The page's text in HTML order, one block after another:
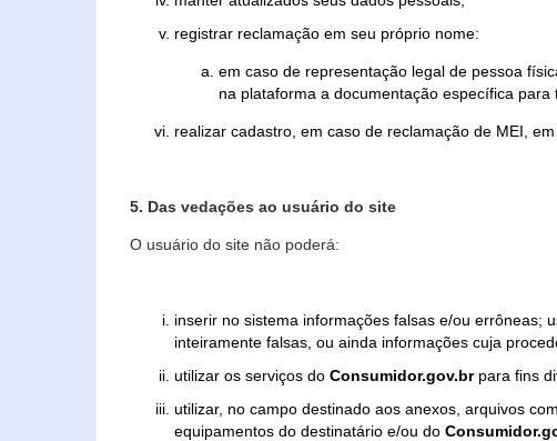
registrar reclamação em seu próprio nome:
em caso de representação legal de pessoa
na plataforma a documentação específica para
realizar cadastro, em caso de reclamação de MEI,
5. Das vedações ao usuário do site
O usuário do site não poderá:
inserir no sistema informações falsas e/ou errôneas;
inteiramente falsas, ou ainda informações cuja
utilizar os serviços do Consumidor.gov.brpara fins
utilizar, no campo destinado aos anexos, arquivos
equipamentos do destinatário e/ou do